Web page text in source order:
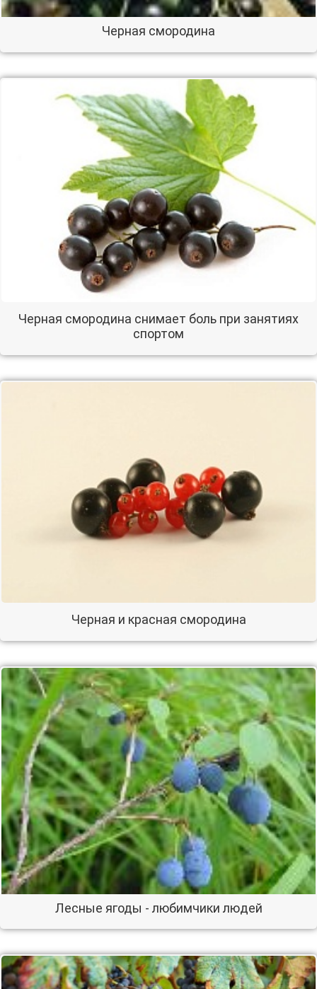
Черная смородина
Черная смородина снимает боль при занятиях
спортом
Черная и красная смородина
Лесные ягоды - любимчики людей